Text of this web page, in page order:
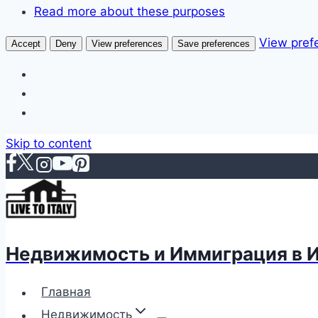
Read more about these purposes
Accept Deny View preferences Save preferences View
Skip to content
Недвижимость и Иммиграция в
Главная
Недвижимость